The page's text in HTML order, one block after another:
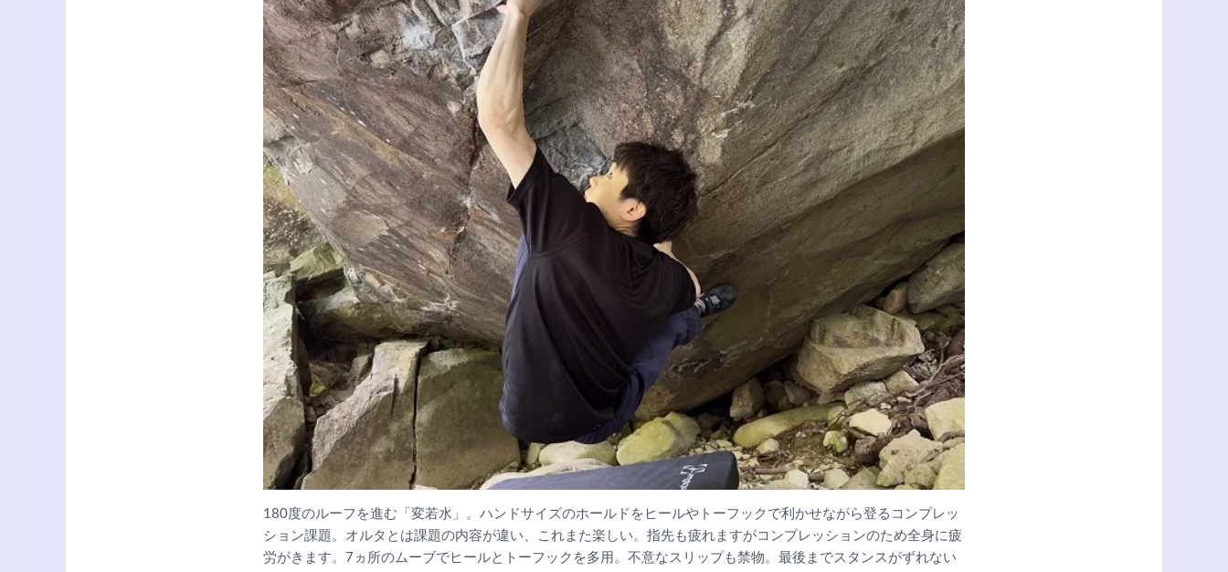
180度のルーフを進む「変若水」。ハンドサイズのホールドをヒールやトーフックで利かせながら登るコンプレッ
ション課題。オルタとは課題の内容が違い、これまた楽しい。指先も疲れますがコンプレッションのため全身に疲
労がきます。7ヵ所のムーブでヒールとトーフックを多用。不意なスリップも禁物。最後までスタンスがずれない